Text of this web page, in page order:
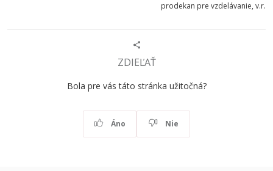
prodekan pre vzdelávanie, v.r.
ZDIEĽAŤ
Bola pre vás táto stránka užitočná?
Áno Nie